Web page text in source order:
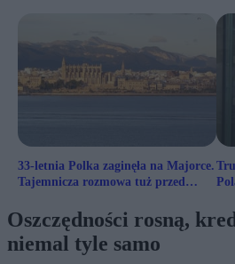
33-letnia Polka zaginęła na Majorce.
Tajemnicza rozmowa tuż przed
Oszczędności rosną,
niemal tyle samo